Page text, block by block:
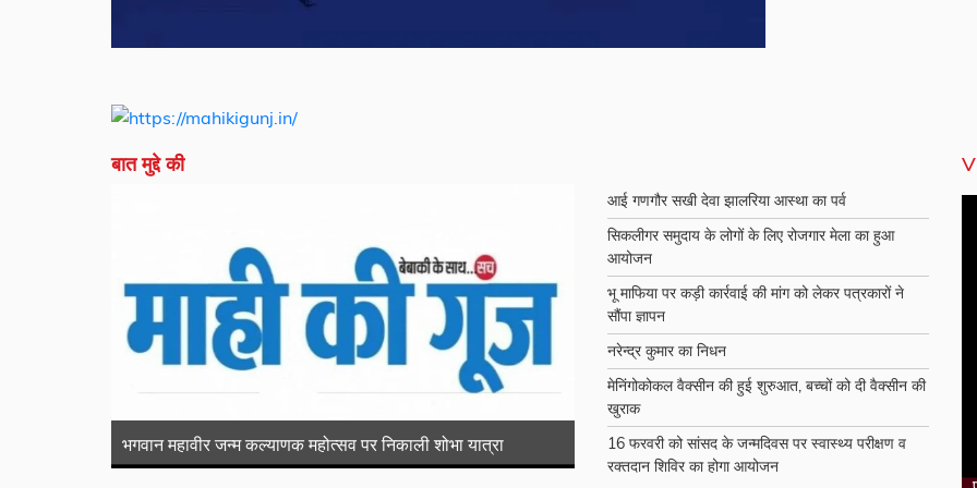
बात मुद्दे की
भगवान महावीर जन्म कल्याणक महोत्सव पर निकाली शोभा यात्रा
आई गणगौर सखी देवा झालरिया आस्था का पर्व
सिकलीगर समुदाय के लोगों के लिए रोजगार मेला का हुआ
आयोजन
भू माफिया पर कड़ी कार्रवाई की मांग को लेकर पत्रकारों ने
सौंपा ज्ञापन
नरेन्द्र कुमार का निधन
मेनिंगोकोकल वैक्सीन की हुई शुरुआत, बच्चों को दी वैक्सीन की
खुराक
16 फरवरी को सांसद के जन्मदिवस पर स्वास्थ्य परीक्षण व
रक्तदान शिविर का होगा आयोजन
कितना सुरिक्षत रेलवे , मनचले शराबी ने मेमू ट्रेन पर किया